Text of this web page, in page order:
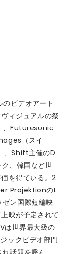
ビデオアート
ィジュアルの祭
、Futuresonic
（スイ
、Shift主催のD
、韓国など世
を得ている。2
ProjektionのL
ン国際短編映
映が予定されて
は世界最大級の
ックビデオ部門
れ話題を呼ん